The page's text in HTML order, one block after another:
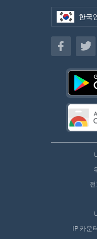
한국
한국인
IP 카운